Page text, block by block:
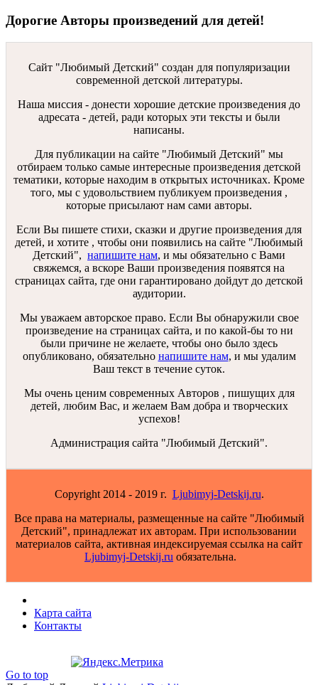
Дорогие Авторы произведений для детей!
Сайт "Любимый Детский" создан для популяризации
современной детской литературы.
Наша миссия - донести хорошие детские произведения до
адресата - детей, ради которых эти тексты и были
написаны.
Для публикации на сайте "Любимый Детский" мы
отбираем только самые интересные произведения детской
тематики, которые находим в открытых источниках. Кроме
того, мы с удовольствием публикуем произведения ,
которые присылают нам сами авторы.
Если Вы пишете стихи, сказки и другие произведения для
детей, и хотите , чтобы они появились на сайте "Любимый
Детский", напишите нам, и мы обязательно с Вами
свяжемся, а вскоре Ваши произведения появятся на
страницах сайта, где они гарантировано дойдут до детской
аудитории.
Мы уважаем авторское право. Если Вы обнаружили свое
произведение на страницах сайта, и по какой-бы то ни
были причине не желаете, чтобы оно было здесь
опубликовано, обязательно напишите нам, и мы удалим
Ваш текст в течение суток.
Мы очень ценим современных Авторов , пишущих для
детей, любим Вас, и желаем Вам добра и творческих
успехов!
Администрация сайта "Любимый Детский".
Copyright 2014 - 2019 г. Ljubimyj-Detskij.ru.
Все права на материалы, размещенные на сайте "Любимый
Детский", принадлежат их авторам. При использовании
материалов сайта, активная индексируемая ссылка на сайт
Ljubimyj-Detskij.ru обязательна.
Карта сайта
Контакты
Go to top